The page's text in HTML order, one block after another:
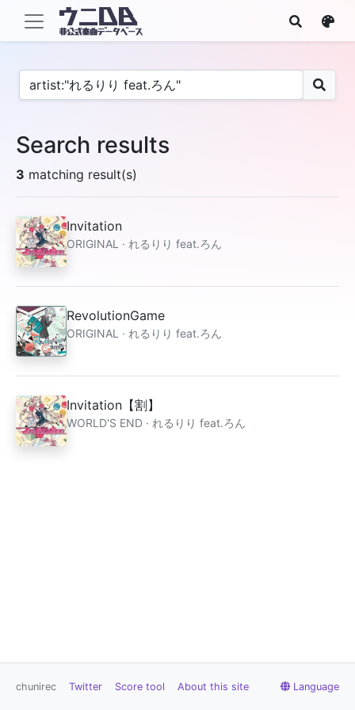
Search results
3 matching result(s)
Invitation
ORIGINAL · れるりり feat.ろん
RevolutionGame
ORIGINAL · れるりり feat.ろん
Invitation【割】
WORLD'S END · れるりり feat.ろん
chunirec Twitter Score tool About this site Language